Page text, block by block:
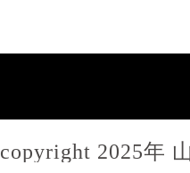
copyright 2025年